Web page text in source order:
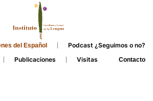
del Español Podcast ¿Seguimos o no?
Publicaciones Visitas Contacto